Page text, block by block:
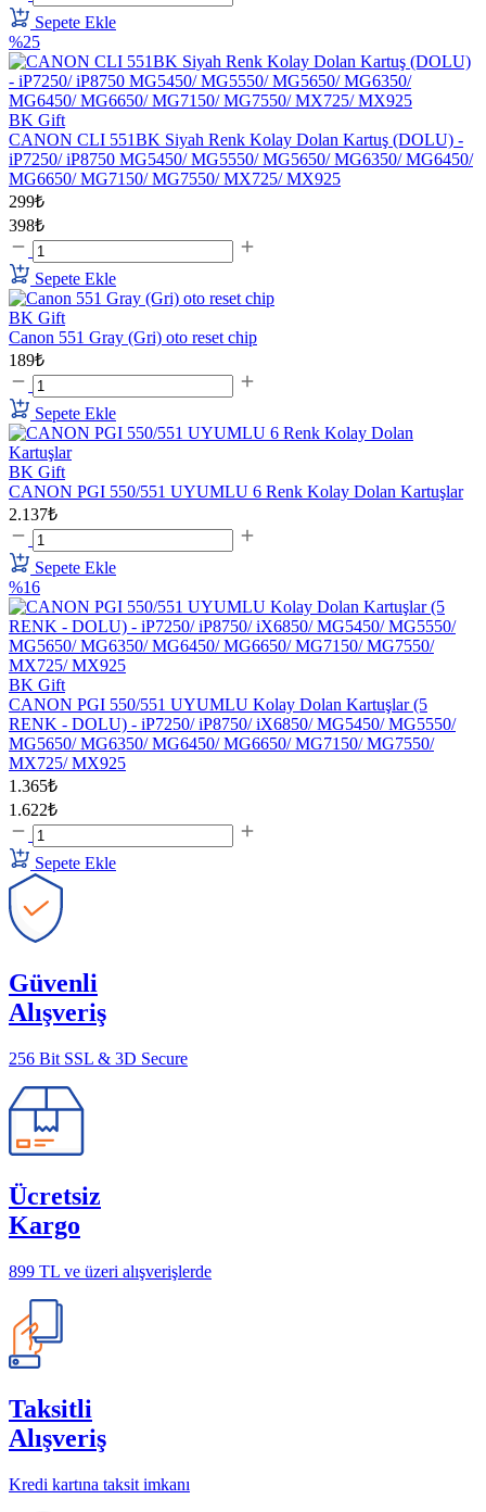
Sepete Ekle
%25
BK Gift
CANON CLI 551BK Siyah Renk Kolay Dolan Kartuş (DOLU) -
iP7250/ iP8750 MG5450/ MG5550/ MG5650/ MG6350/ MG6450/
MG6650/ MG7150/ MG7550/ MX725/ MX925
299₺
398₺
Sepete Ekle
BK Gift
Canon 551 Gray (Gri) oto reset chip
189₺
Sepete Ekle
BK Gift
CANON PGI 550/551 UYUMLU 6 Renk Kolay Dolan Kartuşlar
2.137₺
Sepete Ekle
%16
BK Gift
CANON PGI 550/551 UYUMLU Kolay Dolan Kartuşlar (5
RENK - DOLU) - iP7250/ iP8750/ iX6850/ MG5450/ MG5550/
MG5650/ MG6350/ MG6450/ MG6650/ MG7150/ MG7550/
MX725/ MX925
1.365₺
1.622₺
Sepete Ekle
Güvenli
Alışveriş
256 Bit SSL & 3D Secure
Ücretsiz
Kargo
899 TL ve üzeri alışverişlerde
Taksitli
Alışveriş
Kredi kartına taksit imkanı